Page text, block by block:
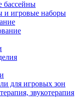
бассейны
и игровые наборы
для игровых зон
звукотерапия